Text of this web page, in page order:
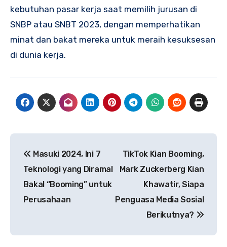
kebutuhan pasar kerja saat memilih jurusan di
SNBP atau SNBT 2023, dengan memperhatikan
minat dan bakat mereka untuk meraih kesuksesan
di dunia kerja.
pos
Masuki 2024, Ini 7
Teknologi yang Diramal
Bakal “Booming” untuk
Perusahaan
TikTok Kian Booming,
Mark Zuckerberg Kian
Khawatir, Siapa
Penguasa Media Sosial
Berikutnya?